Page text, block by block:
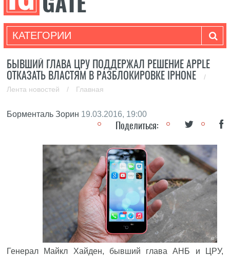
КАТЕГОРИИ
БЫВШИЙ ГЛАВА ЦРУ ПОДДЕРЖАЛ РЕШЕНИЕ APPLE
ОТКАЗАТЬ ВЛАСТЯМ В РАЗБЛОКИРОВКЕ IPHONE
/
Лента новостей
/ Главная
Борменталь Зорин 19.03.2016, 19:00
Поделиться:
Генерал Майкл Хайден, бывший глава АНБ и ЦРУ,